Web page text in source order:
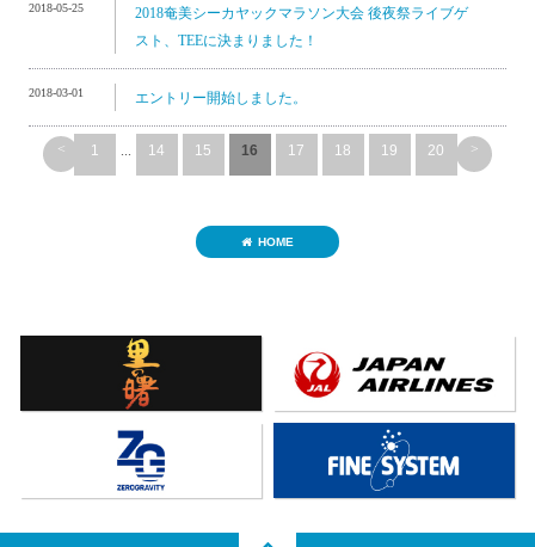
2018-05-25
2018奄美シーカヤックマラソン大会 後夜祭ライブゲ
スト、TEEに決まりました！
2018-03-01 エントリー開始しました。
< 1 ... 14 15 16 17 18 19 20 >
HOME